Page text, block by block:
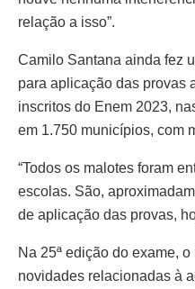
relação a isso”.
Camilo Santana ainda fez
para aplicação das provas
inscritos do Enem 2023,
em 1.750 municípios, com
“Todos os malotes foram
escolas. São,
de aplicação das provas,
Na 25ª edição do exame,
novidades relacionadas à